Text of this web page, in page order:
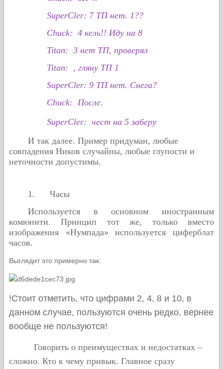
SuperCler: 7ТП нет. 1??
Chuck: 4 кель!! Иду на 8
Titan: 3 нет ТП, проверял
Titan: , гляну ТП 1
SuperCler: 9 ТП нет. Снега?
Chuck: После.
SuperCler: чест на 5 заберу
И так далее. Пример придуман, любые
совпадения Ников случайны, любые глупости и
неточности допустимы.
1.
Часы
Используется в основном иностранным
комюнити. Принцип тот же, только вместо
изображения «Нумпада» используется циферблат
часов.
Выглядит это примерно так:
!Стоит отметить, что цифрами 2, 4, 8 и 10, в
данном случае, пользуются очень редко, вернее
вообще не пользуются!
Говорить о преимуществах и недостатках –
сложно. Кто к чему привык. Главное сразу